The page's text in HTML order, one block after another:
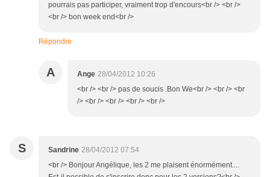
pourrais pas participer, vraiment trop d'encours<br /> <br />
<br /> bon week end<br />
Répondre
A Ange 28/04/2012 10:26
<br /> <br /> pas de soucis .Bon We<br /> <br /> <br
/> <br /> <br /> <br /> <br />
S Sandrine 28/04/2012 07:54
<br /> Bonjour Angélique, les 2 me plaisent énormément....